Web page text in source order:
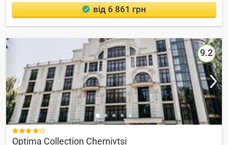
від 6 861 грн
9.2

Optima Collection Chernivtsi